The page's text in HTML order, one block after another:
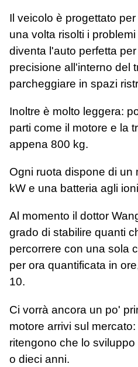
Il veicolo è progettato
una volta risolti i
diventa l'auto perfetta
precisione all'interno del
parcheggiare in spazi
Inoltre è molto leggera:
parti come il motore e la
appena 800 kg.
Ogni ruota dispone di un
kW e una batteria agli
Al momento il dottor
grado di stabilire quanti
percorrere con una sola
per ora quantificata in
10.
Ci vorrà ancora un po'
motore arrivi sul
ritengono che lo
o dieci anni.